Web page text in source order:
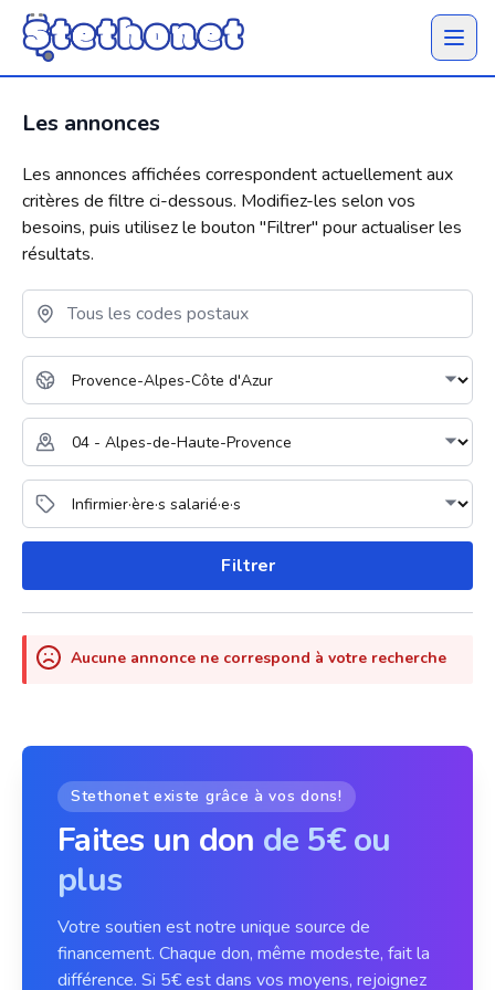
Ouvrir
Les annonces
Les annonces affichées correspondent actuellement aux
critères de filtre ci-dessous. Modifiez-les selon vos
besoins, puis utilisez le bouton "Filtrer" pour actualiser les
résultats.
Filtrer
Aucune annonce ne correspond à votre recherche
Stethonet existe grâce à vos dons!
Faites un don de 5€ ou
plus
Votre soutien est notre unique source de
financement. Chaque don, même modeste, fait la
différence. Si 5€ est dans vos moyens, rejoignez